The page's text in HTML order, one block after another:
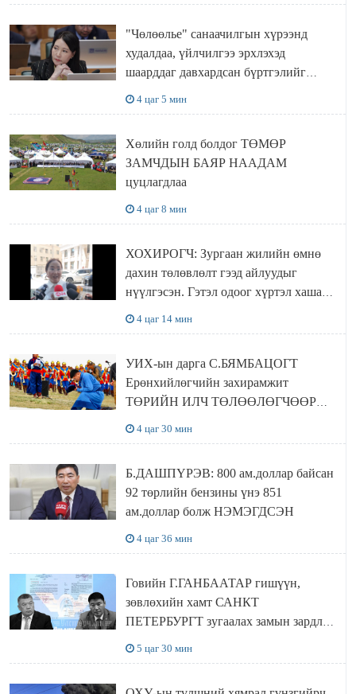
"Чөлөөлье" санаачилгын хүрээнд
худалдаа, үйлчилгээ эрхлэхэд
шаарддаг давхардсан бүртгэлийг
4 цаг 5 мин
Хөлийн голд болдог ТӨМӨР
ЗАМЧДЫН БАЯР НААДАМ
цуцлагдлаа
4 цаг 8 мин
ХОХИРОГЧ: Зургаан жилийн өмнө
дахин төлөвлөлт гээд айлуудыг
нүүлгэсэн. Гэтэл одоог хүртэл хашаа
4 цаг 14 мин
УИХ-ын дарга С.БЯМБАЦОГТ
Ерөнхийлөгчийн захирамжит
ТӨРИЙН ИЛЧ ТӨЛӨӨЛӨГЧӨӨР
4 цаг 30 мин
Б.ДАШПҮРЭВ: 800 ам.доллар байсан
92 төрлийн бензины үнэ 851
ам.доллар болж НЭМЭГДСЭН
4 цаг 36 мин
Говийн Г.ГАНБААТАР гишүүн,
зөвлөхийн хамт САНКТ
ПЕТЕРБУРГТ зугаалах замын зардлаа
5 цаг 30 мин